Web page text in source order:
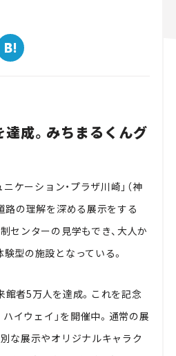
成。みちまるくんグ
ケーション・プラザ川崎」（神
路の理解を深める展示をする
センターの見学もでき、大人か
型の施設となっている。
館者5万人を達成。これを記念
ハイウェイ」を開催中。通常の展
な展示やオリジナルキャラク